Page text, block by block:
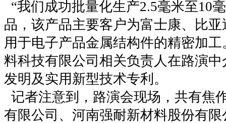
“我们成功批量化生产2.5毫米至10
品，该产品主要客户为富士康、比
用于电子产品金属结构件的精密加
料科技有限公司相关负责人在路演
发明及实用新型技术专利。
记者注意到，路演会现场，共有焦
有限公司、河南强耐新材料股份有